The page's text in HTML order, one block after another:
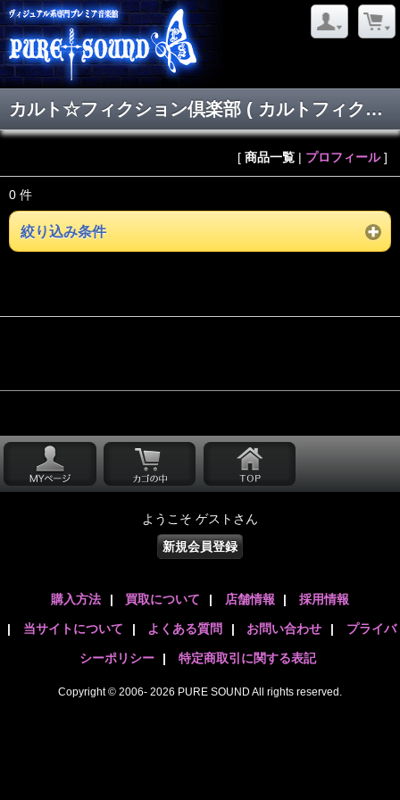
カルト☆フィクション倶楽部 ( カルトフィクションクラブ )
[ 商品一覧 | プロフィール]
0 件
絞り込み条件
ようこそ ゲストさん
新規会員登録
購入方法 | 買取について | 店舗情報 | 採用情報
| 当サイトについて | よくある質問 | お問い合わせ | プライバ
シーポリシー | 特定商取引に関する表記
Copyright © 2006- 2026 PURE SOUND All rights reserved.